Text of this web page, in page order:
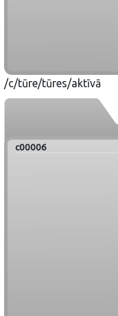
/c/tūre/tūres/aktīvā
c00006